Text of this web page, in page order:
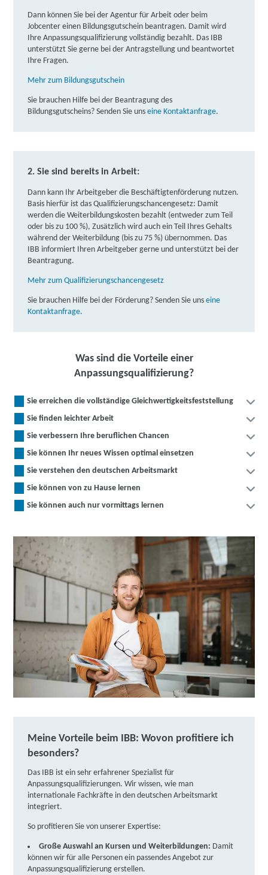
Dann können Sie bei der Agentur für Arbeit oder beim
Jobcenter einen Bildungsgutschein beantragen. Damit wird
Ihre Anpassungsqualifizierung vollständig bezahlt. Das IBB
unterstützt Sie gerne bei der Antragstellung und beantwortet
Ihre Fragen.
Mehr zum Bildungsgutschein
Sie brauchen Hilfe bei der Beantragung des
Bildungsgutscheins? Senden Sie unseine Kontaktanfrage.
2. Sie sind bereits in Arbeit:
Dann kann Ihr Arbeitgeber die Beschäftigtenförderung nutzen.
Basis hierfür ist das Qualifizierungschancengesetz: Damit
werden die Weiterbildungskosten bezahlt (entweder zum Teil
oder bis zu 100 %), Zusätzlich wird auch ein Teil Ihres Gehalts
während der Weiterbildung (bis zu 75 %) übernommen. Das
IBB informiert Ihren Arbeitgeber gerne und unterstützt bei der
Beantragung.
Mehr zum Qualifizierungschancengesetz
Sie brauchen Hilfe bei der Förderung? Senden Sie unseine
Kontaktanfrage.
Was sind die Vorteile einer
Anpassungsqualifizierung?
Sie erreichen die vollständige Gleichwertigkeitsfeststellung
Sie finden leichter Arbeit
Sie verbessern Ihre beruflichen Chancen
Sie können Ihr neues Wissen optimal einsetzen
Sie verstehen den deutschen Arbeitsmarkt
Sie können von zu Hause lernen
Sie können auch nur vormittags lernen
Meine Vorteile beim IBB: Wovon profitiere ich
besonders?
Das IBB ist ein sehr erfahrener Spezialist für
Anpassungsqualifizierungen. Wir wissen, wie man
internationale Fachkräfte in den deutschen Arbeitsmarkt
integriert.
So profitieren Sie von unserer Expertise:
Große Auswahl an Kursen und Weiterbildungen: Damit
können wir für alle Personen ein passendes Angebot zur
Anpassungsqualifizierung erstellen.